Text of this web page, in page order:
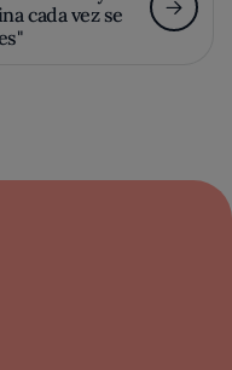
cada vez se